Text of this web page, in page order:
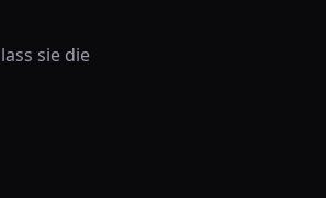
sie die